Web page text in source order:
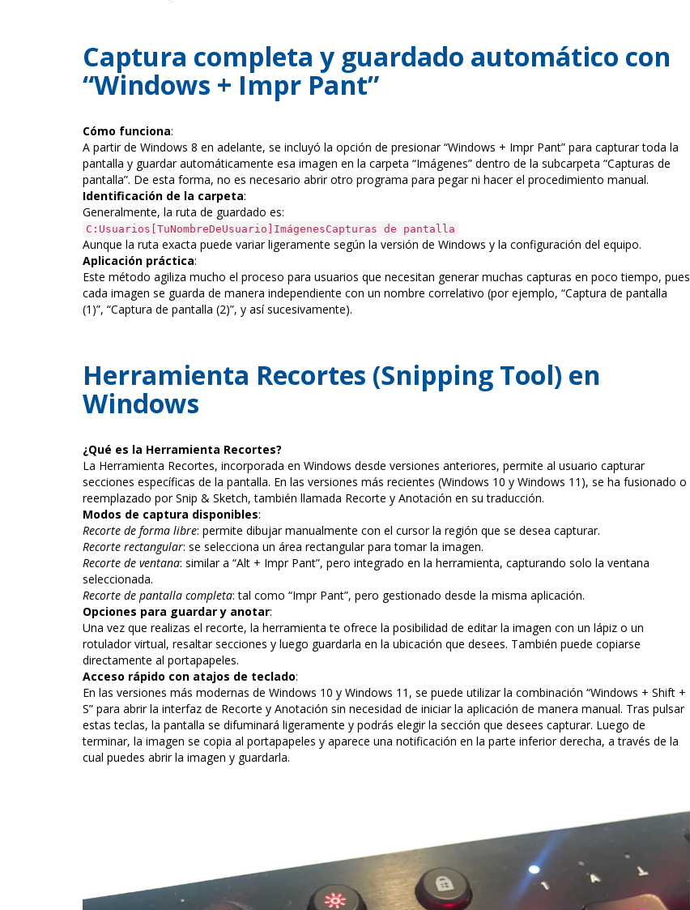
Captura completa y guardado automático con
“Windows + Impr Pant”
Cómo funciona:
A partir de Windows 8 en adelante, se incluyó la opción de presionar “Windows + Impr Pant” para capturar toda la
pantalla y guardar automáticamente esa imagen en la carpeta “Imágenes” dentro de la subcarpeta “Capturas de
pantalla”. De esta forma, no es necesario abrir otro programa para pegar ni hacer el procedimiento manual.
Identificación de la carpeta:
Generalmente, la ruta de guardado es:
C:Usuarios[TuNombreDeUsuario]ImágenesCapturas de pantalla
Aunque la ruta exacta puede variar ligeramente según la versión de Windows y la configuración del equipo.
Aplicación práctica:
Este método agiliza mucho el proceso para usuarios que necesitan generar muchas capturas en poco tiempo, pues
cada imagen se guarda de manera independiente con un nombre correlativo (por ejemplo, “Captura de pantalla
(1)”, “Captura de pantalla (2)”, y así sucesivamente).
Herramienta Recortes (Snipping Tool) en
Windows
¿Qué es la Herramienta Recortes?
La Herramienta Recortes, incorporada en Windows desde versiones anteriores, permite al usuario capturar
secciones específicas de la pantalla. En las versiones más recientes (Windows 10 y Windows 11), se ha fusionado o
reemplazado por Snip & Sketch, también llamada Recorte y Anotación en su traducción.
Modos de captura disponibles:
Recorte de forma libre: permite dibujar manualmente con el cursor la región que se desea capturar.
Recorte rectangular: se selecciona un área rectangular para tomar la imagen.
Recorte de ventana: similar a “Alt + Impr Pant”, pero integrado en la herramienta, capturando solo la ventana
seleccionada.
Recorte de pantalla completa: tal como “Impr Pant”, pero gestionado desde la misma aplicación.
Opciones para guardar y anotar:
Una vez que realizas el recorte, la herramienta te ofrece la posibilidad de editar la imagen con un lápiz o un
rotulador virtual, resaltar secciones y luego guardarla en la ubicación que desees. También puede copiarse
directamente al portapapeles.
Acceso rápido con atajos de teclado:
En las versiones más modernas de Windows 10 y Windows 11, se puede utilizar la combinación “Windows + Shift +
S” para abrir la interfaz de Recorte y Anotación sin necesidad de iniciar la aplicación de manera manual. Tras pulsar
estas teclas, la pantalla se difuminará ligeramente y podrás elegir la sección que desees capturar. Luego de
terminar, la imagen se copia al portapapeles y aparece una notificación en la parte inferior derecha, a través de la
cual puedes abrir la imagen y guardarla.